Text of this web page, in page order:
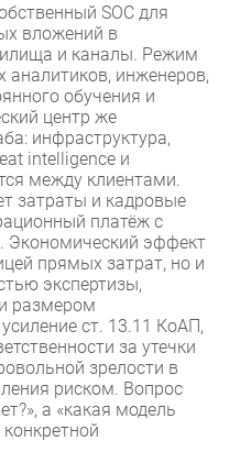
SOC для
вложений в
и каналы. Режим
инженеров,
обучения и
центр же
инфраструктура,
intelligence и
между клиентами.
затраты и кадровые
платёж с
Экономический эффект
прямых затрат, но и
экспертизы,
размером
ст. 13.11 КоАП,
за утечки
зрелости в
риском. Вопрос
а «какая модель